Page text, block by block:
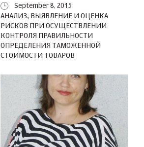
September 8, 2015
АНАЛИЗ, ВЫЯВЛЕНИЕ И ОЦЕНКА
РИСКОВ ПРИ ОСУЩЕСТВЛЕНИИ
КОНТРОЛЯ ПРАВИЛЬНОСТИ
ОПРЕДЕЛЕНИЯ ТАМОЖЕННОЙ
СТОИМОСТИ ТОВАРОВ